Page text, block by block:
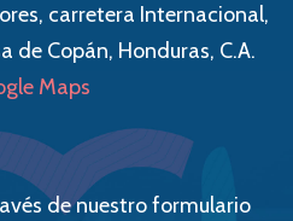
carretera Internacional,
de Copán, Honduras, C.A.
Maps
de nuestro formulario